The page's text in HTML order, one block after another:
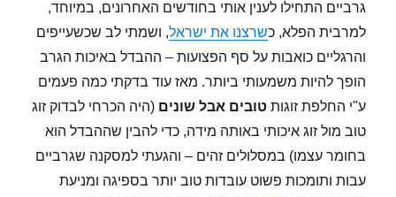
גרביים התחילו לענין אותי בחודשים האחרונים, במיוחד,
למרבית הפלא, כשרצנו את ישראל, ושמתי לב שכשעייפים
והרגליים כואבות על סף הפצועות – ההבדל באיכות הגרב
הופך להיות משמעותי ביותר. מאז עוד בדקתי כמה פעמים
ע"י החלפת זוגותטובים אבל שונים(היה הכרחי לבדוק זוג
טוב מול זוג איכותי באותה מידה, כדי להבין שההבדל הוא
בחומר עצמו) במסלולים זהים – והגעתי למסקנה שגרביים
עבות ותומכות פשוט עובדות טוב יותר בספיגה ומניעת